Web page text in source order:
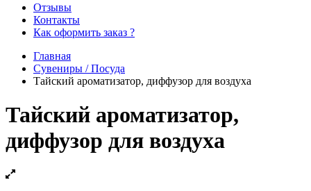
Отзывы
Контакты
Как оформить заказ ?
Главная
Сувениры / Посуда
Тайский ароматизатор, диффузор для воздуха
Тайский ароматизатор,
диффузор для воздуха